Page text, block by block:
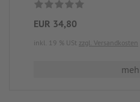
EUR 34,80
inkl. 19 % USt zzgl. Versandkosten